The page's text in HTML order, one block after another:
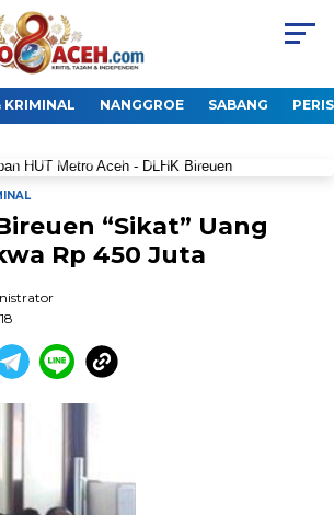
KRIMINAL NANGGROE SABANG
“Sikat” Uang
Rp 450 Juta